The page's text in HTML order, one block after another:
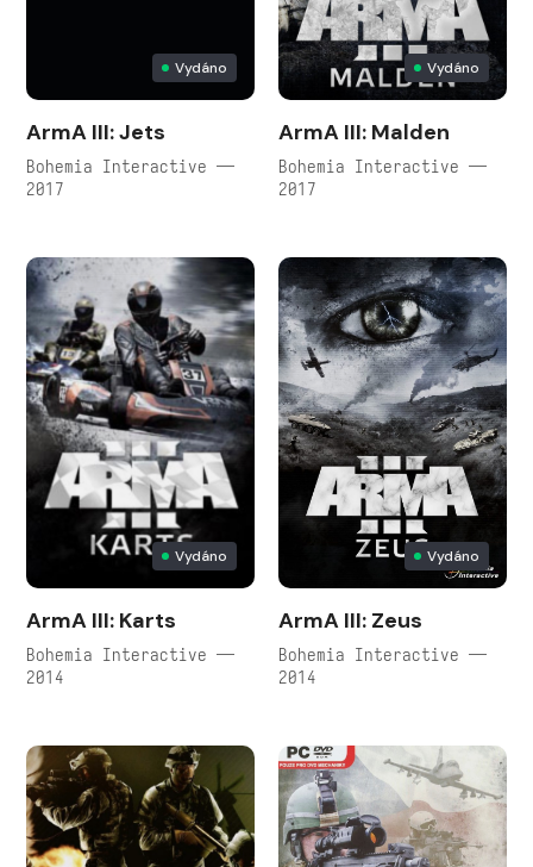
Vydáno
ArmA III: Jets
Bohemia Interactive —
2017
Vydáno
ArmA III: Malden
Bohemia Interactive —
2017
Vydáno
ArmA III: Karts
Bohemia Interactive —
2014
Vydáno
ArmA III: Zeus
Bohemia Interactive —
2014